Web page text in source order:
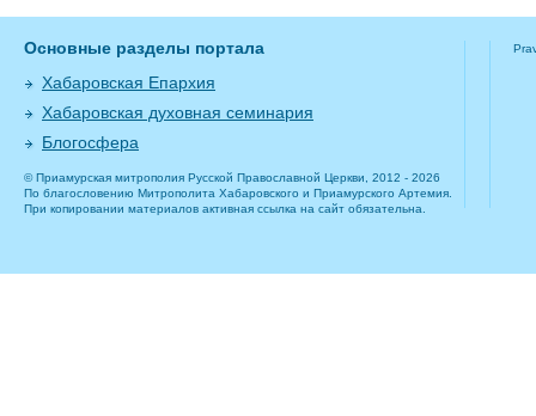
Основные разделы портала
Хабаровская Епархия
Хабаровская духовная семинария
Блогосфера
© Приамурская митрополия Русской Православной Церкви, 2012 - 2026
По благословению Митрополита Хабаровского и Приамурского Артемия.
При копировании материалов активная ссылка на сайт обязательна.